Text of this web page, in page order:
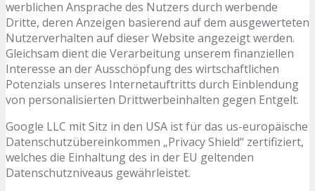
werblichen Ansprache des Nutzers durch werbende
Dritte, deren Anzeigen basierend auf dem ausgewerteten
Nutzerverhalten auf dieser Website angezeigt werden.
Gleichsam dient die Verarbeitung unserem finanziellen
Interesse an der Ausschöpfung des wirtschaftlichen
Potenzials unseres Internetauftritts durch Einblendung
von personalisierten Drittwerbeinhalten gegen Entgelt.
Google LLC mit Sitz in den USA ist für das us-europäische
Datenschutzübereinkommen „Privacy Shield“ zertifiziert,
welches die Einhaltung des in der EU geltenden
Datenschutzniveaus gewährleistet.